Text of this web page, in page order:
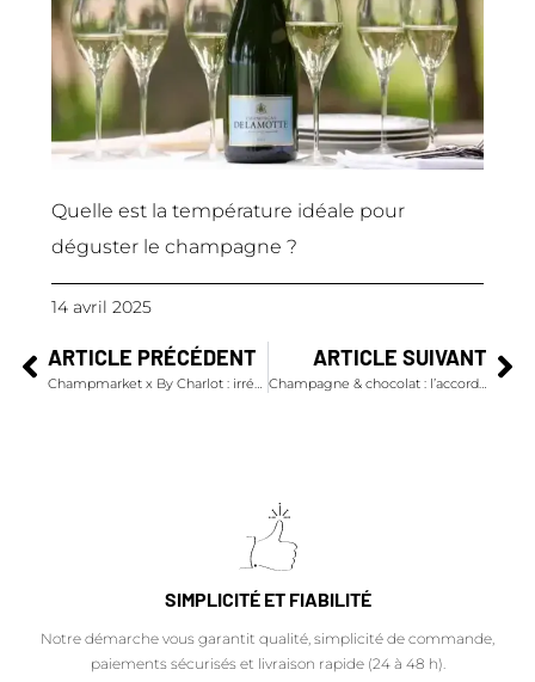
Quelle est la température idéale pour
déguster le champagne ?
14 avril 2025
ARTICLE PRÉCÉDENT ARTICLE SUIVANT
Champagne & chocolat : l’accord surprenant et explosif par Alléno et Rivoire
SIMPLICITÉ ET FIABILITÉ
Notre démarche vous garantit qualité, simplicité de commande,
paiements sécurisés et livraison rapide (24 à 48 h).